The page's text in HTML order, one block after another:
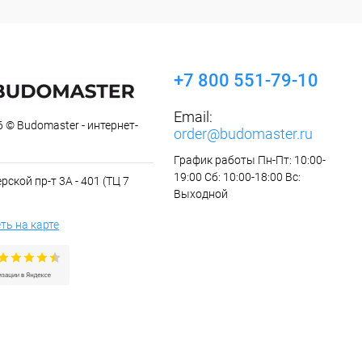
© Budomaster - интернет-
пр-т 3А - 401 (ТЦ 7
на карте
+7 800 551-79-10
Email:
order@budomaster.ru
График работы Пн-Пт: 10:00-
19:00 Сб: 10:00-18:00 Вс:
Выходной